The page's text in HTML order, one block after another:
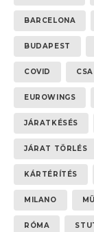
BARCELONA
BUDAPEST
COVID CSA
EUROWINGS
JÁRATKÉSÉS
JÁRAT TÖRLÉS
KÁRTÉRÍTÉS
MILANO
RÓMA